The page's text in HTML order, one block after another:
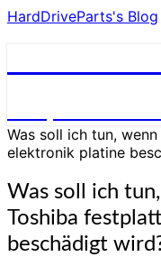
HardDriveParts's Blog
Was soll ich tun,
elektronik platine
Was soll ich
Toshiba
beschädigt